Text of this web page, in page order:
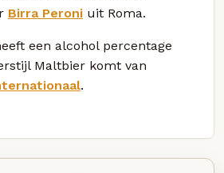
Birra Peroni uit Roma.
een alcohol percentage
Maltbier komt van
.